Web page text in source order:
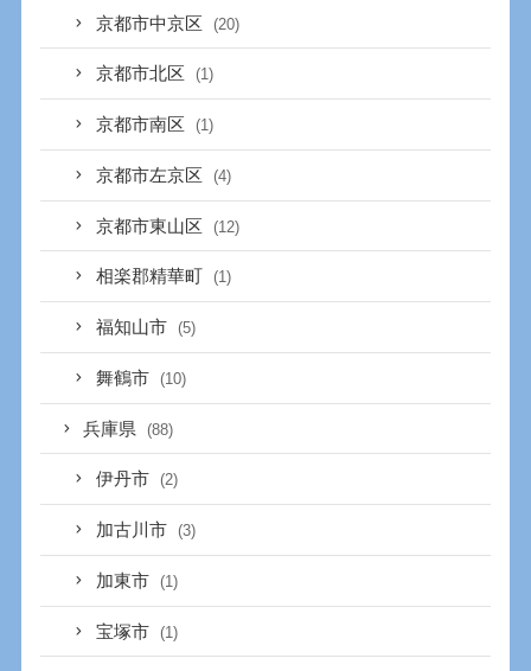
京都市中京区 (20)
京都市北区 (1)
京都市南区 (1)
京都市左京区 (4)
京都市東山区 (12)
相楽郡精華町 (1)
福知山市 (5)
舞鶴市 (10)
兵庫県 (88)
伊丹市 (2)
加古川市 (3)
加東市 (1)
宝塚市 (1)